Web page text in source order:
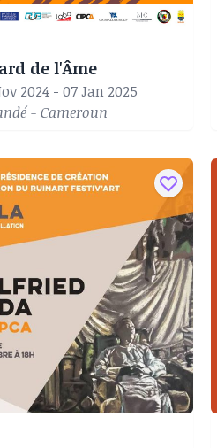
de l'Âme
2024 - 07 Jan 2025
- Cameroun